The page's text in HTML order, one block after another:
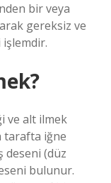
bir veya
gereksiz ve
ve alt ilmek
tarafta iğne
deseni (düz
bulunur.